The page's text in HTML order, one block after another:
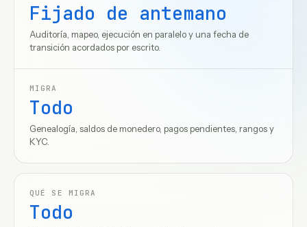
Fijado de antemano
Auditoría, mapeo, ejecución en paralelo y una fecha de
transición acordados por escrito.
MIGRA
Todo
Genealogía, saldos de monedero, pagos pendientes, rangos y
KYC.
QUÉ SE MIGRA
Todo